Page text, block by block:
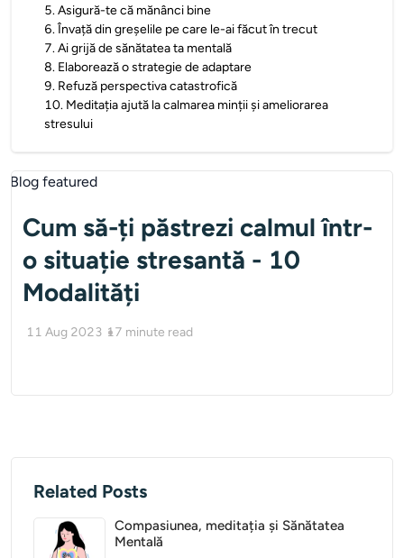
5.Asigură-te că mănânci bine
6.Învață din greșelile pe care le-ai făcut în trecut
7.Ai grijă de sănătatea ta mentală
8. Elaborează o strategie de adaptare
9. Refuză perspectiva catastrofică
10. Meditația ajută la calmarea minții și ameliorarea
stresului
Cum să-ți păstrezi calmul într-
o situație stresantă - 10
Modalități
11 Aug 2023 17 minute read
Related Posts
Compasiunea, meditația și Sănătatea
Mentală